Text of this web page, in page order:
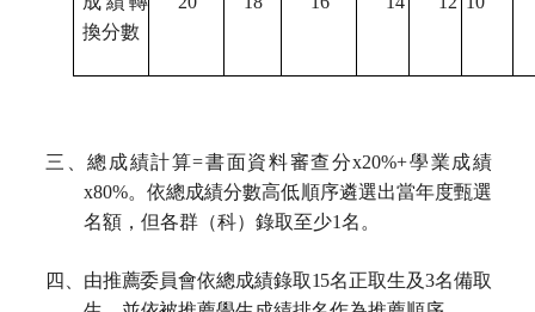
換分數
三、總成績計算=書面資料審查分x20%+學業成績
x80%。依總成績分數高低順序遴選出當年度甄選
名額，但各群（科）錄取至少1名。
四、由推薦委員會依總成績錄取15名正取生及3名備取